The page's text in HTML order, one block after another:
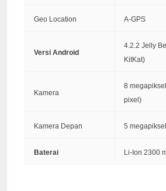
Geo Location A-GPS
Versi Android
4.2.2 Jelly
KitKat)
Kamera
8
pixel)
Kamera Depan 5 megapiksel
Baterai Li-Ion 2300